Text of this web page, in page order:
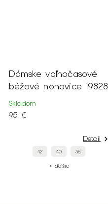
Dámske voľnočasové
béžové nohavice 19828
Skladom
95 €
Detail
42 40 38
+ ďalšie